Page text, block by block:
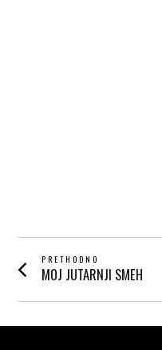
POST
NAVIGATION
PRETHODNO
Prethodni
MOJ JUTARNJI SMEH